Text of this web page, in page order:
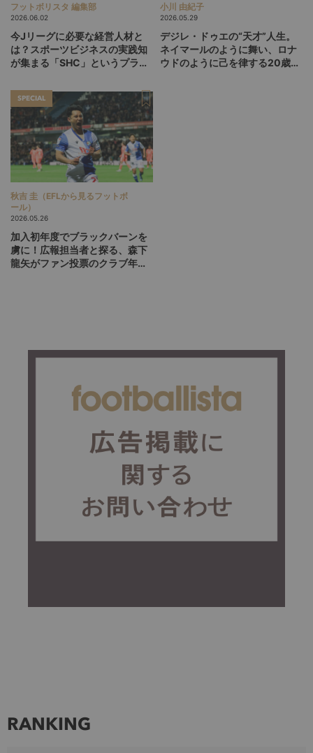
フットボリスタ 編集部
2026.06.02
今Jリーグに必要な経営人材と
は？スポーツビジネスの実践知
が集まる「SHC」というプラッ
小川 由紀子
2026.05.29
デジレ・ドゥエの“天才”人生。
ネイマールのように舞い、ロナ
ウドのように己を律する20歳
SPECIAL
秋吉 圭（EFLから見るフットボ
ール）
2026.05.26
加入初年度でブラックバーンを
虜に！広報担当者と探る、森下
龍矢がファン投票のクラブ年間
RANKING